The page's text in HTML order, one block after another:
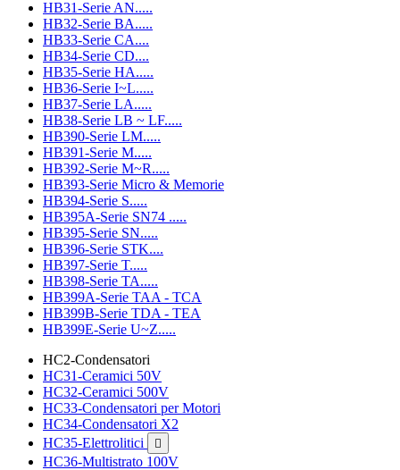
HB31-Serie AN.....
HB32-Serie BA.....
HB33-Serie CA....
HB34-Serie CD....
HB35-Serie HA.....
HB36-Serie I~L.....
HB37-Serie LA.....
HB38-Serie LB ~ LF.....
HB390-Serie LM.....
HB391-Serie M.....
HB392-Serie M~R.....
HB393-Serie Micro & Memorie
HB394-Serie S.....
HB395A-Serie SN74 .....
HB395-Serie SN.....
HB396-Serie STK....
HB397-Serie T.....
HB398-Serie TA.....
HB399A-Serie TAA - TCA
HB399B-Serie TDA - TEA
HB399E-Serie U~Z.....
HC2-Condensatori
HC31-Ceramici 50V
HC32-Ceramici 500V
HC33-Condensatori per Motori
HC34-Condensatori X2
HC35-Elettrolitici

HC36-Multistrato 100V